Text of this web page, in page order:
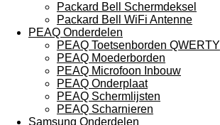
Packard Bell Schermdeksel
Packard Bell WiFi Antenne
PEAQ Onderdelen
PEAQ Toetsenborden QWERTY
PEAQ Moederborden
PEAQ Microfoon Inbouw
PEAQ Onderplaat
PEAQ Schermlijsten
PEAQ Scharnieren
Samsung Onderdelen